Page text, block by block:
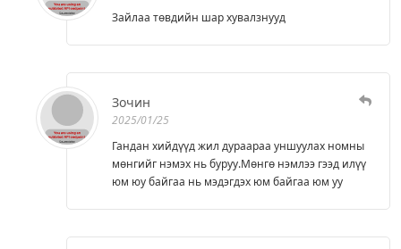
Зайлаа төвдийн шар хувалзнууд
Зочин
2025/01/25
Гандан хийдүүд жил дураараа уншуулах номны
мөнгийг нэмэх нь буруу.Мөнгө нэмлээ гээд илүү
юм юу байгаа нь мэдэгдэх юм байгаа юм уу